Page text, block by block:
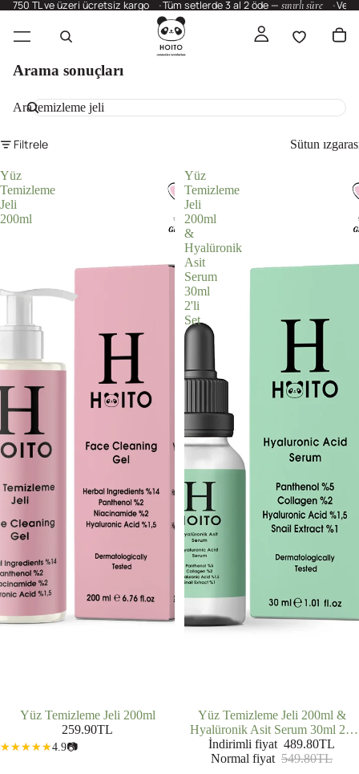
750 TL ve üzeri ücretsiz kargo Tüm setlerde 3 al 2 öde —sınırlı süre
Arama sonuçları
Ara
Filtrele Sütun
Yüz
Temizleme
Jeli
200ml
Yüz Temizleme Jeli 200ml
259.90TL
4.9📷
Yüz
Temizleme
Jeli
200ml
&
Hyalüronik
Asit
Serum
30ml
2'li
Set
İNDIRIMDE
Yüz Temizleme Jeli 200ml &
Hyalüronik Asit Serum 30ml 2'li
Set
İndirimli fiyat 489.80TL
Normal fiyat 549.80TL